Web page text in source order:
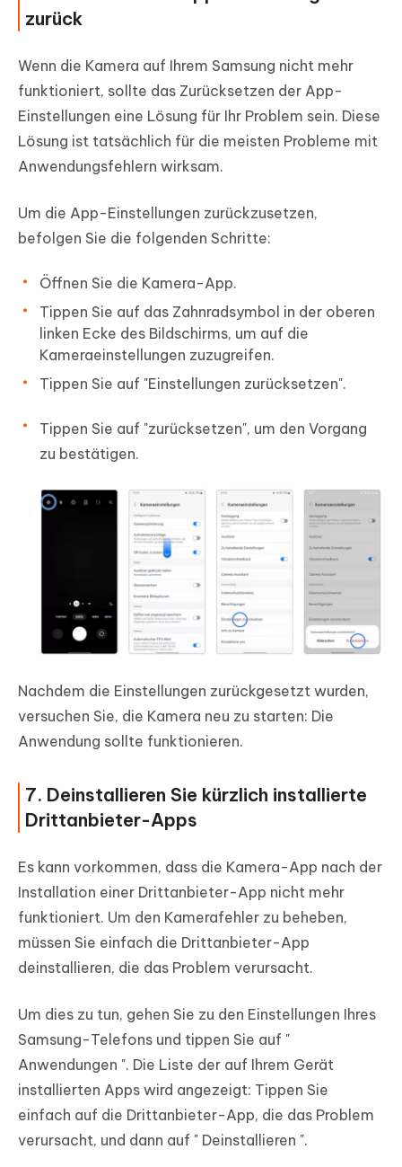
zurück
Wenn die Kamera auf Ihrem Samsung nicht mehr
funktioniert, sollte das Zurücksetzen der App-
Einstellungen eine Lösung für Ihr Problem sein. Diese
Lösung ist tatsächlich für die meisten Probleme mit
Anwendungsfehlern wirksam.
Um die App-Einstellungen zurückzusetzen,
befolgen Sie die folgenden Schritte:
Öffnen Sie die Kamera-App.
Tippen Sie auf das Zahnradsymbol in der oberen
linken Ecke des Bildschirms, um auf die
Kameraeinstellungen zuzugreifen.
Tippen Sie auf "Einstellungen zurücksetzen".
Tippen Sie auf "zurücksetzen", um den Vorgang
zu bestätigen.
Nachdem die Einstellungen zurückgesetzt wurden,
versuchen Sie, die Kamera neu zu starten: Die
Anwendung sollte funktionieren.
7. Deinstallieren Sie kürzlich installierte
Drittanbieter-Apps
Es kann vorkommen, dass die Kamera-App nach der
Installation einer Drittanbieter-App nicht mehr
funktioniert. Um den Kamerafehler zu beheben,
müssen Sie einfach die Drittanbieter-App
deinstallieren, die das Problem verursacht.
Um dies zu tun, gehen Sie zu den Einstellungen Ihres
Samsung-Telefons und tippen Sie auf "
Anwendungen ". Die Liste der auf Ihrem Gerät
installierten Apps wird angezeigt: Tippen Sie
einfach auf die Drittanbieter-App, die das Problem
verursacht, und dann auf " Deinstallieren ".